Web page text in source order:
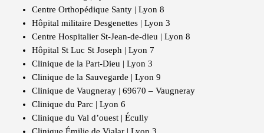
Centre Orthopédique Santy | Lyon 8
Hôpital militaire Desgenettes | Lyon 3
Centre Hospitalier St-Jean-de-dieu | Lyon 8
Hôpital St Luc St Joseph | Lyon 7
Clinique de la Part-Dieu | Lyon 3
Clinique de la Sauvegarde | Lyon 9
Clinique de Vaugneray | 69670 – Vaugneray
Clinique du Parc | Lyon 6
Clinique du Val d’ouest | Écully